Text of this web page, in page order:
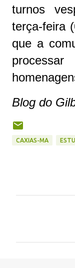
turnos
terça-feira
que a
Blog do
CAXIAS-MA